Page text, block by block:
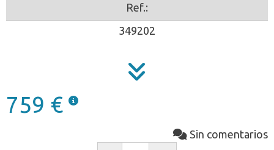
Ref.:
349202
759 €
Sin comentarios